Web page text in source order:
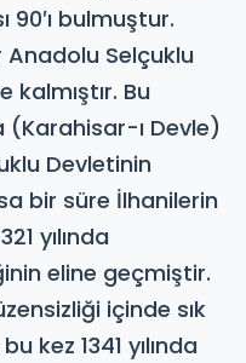
90′ı bulmuştur.
Anadolu Selçuklu
kalmıştır. Bu
(Karahisar-ı Devle)
Devletinin
bir süre İlhanilerin
yılında
eline geçmiştir.
içinde sık
kez 1341 yılında